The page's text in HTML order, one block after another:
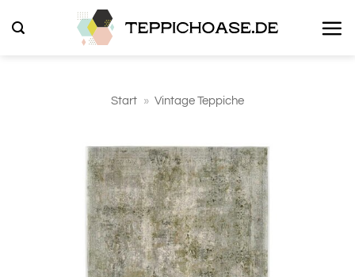
Inhalt
Start » Vintage Teppiche